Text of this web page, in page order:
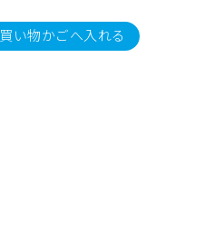
買い物かごへ入れる